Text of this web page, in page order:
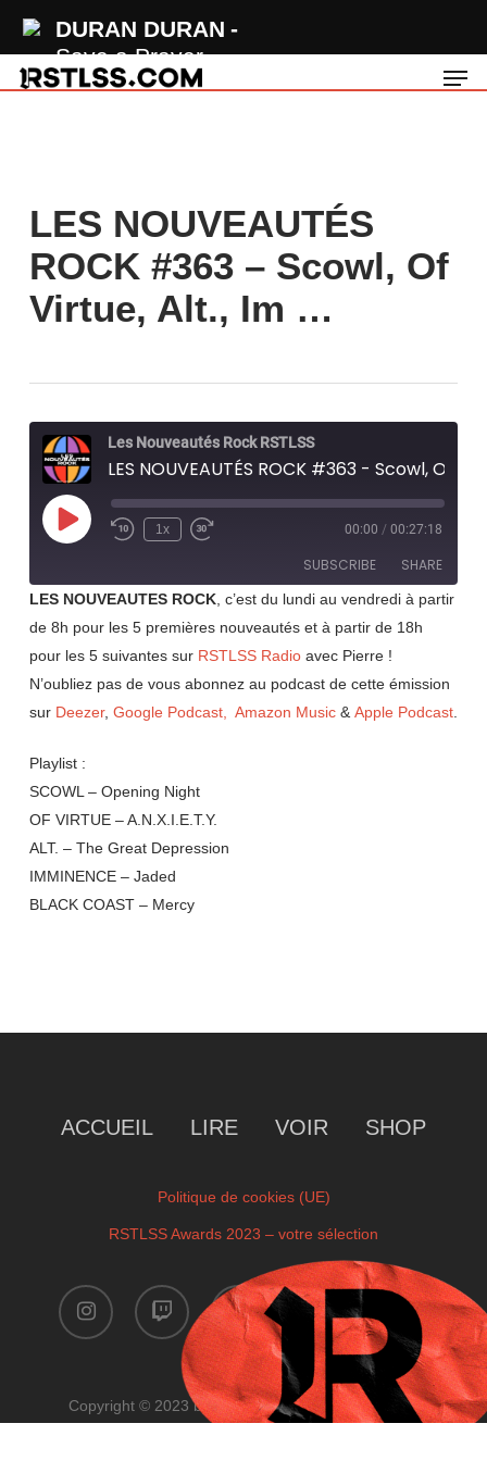
DURAN DURAN
Save a Prayer
main
LES NOUVEAUTÉS
ROCK #363 – Scowl, Of
Virtue, Alt., Im …
Les Nouveautés Rock RSTLSS
Play
Episode Rewind
1x
Fast
seconds
00:00 / 00:27:18
SUBSCRIBE SHARE
RSS FEED
SHARE
LINK
EMBED
LES NOUVEAUTES ROCK, c’est du lundi au vendredi à partir
de 8h pour les 5 premières nouveautés et à partir de 18h
pour les 5 suivantes sur RSTLSS Radioavec Pierre !
N’oubliez pas de vous abonnez au podcast de cette émission
sur Deezer, Google Podcast, Amazon Music & Apple Podcast.
Playlist :
SCOWL – Opening Night
OF VIRTUE – A.N.X.I.E.T.Y.
ALT. – The Great Depression
IMMINENCE – Jaded
BLACK COAST – Mercy
ACCUEIL LIRE VOIR SHOP
Politique de cookies (UE)
RSTLSS Awards 2023 – votre sélection
instagram twitch facebook youtube
x-
twitter
Copyright © 2023 by RSTLSS. All Rights Reserved.